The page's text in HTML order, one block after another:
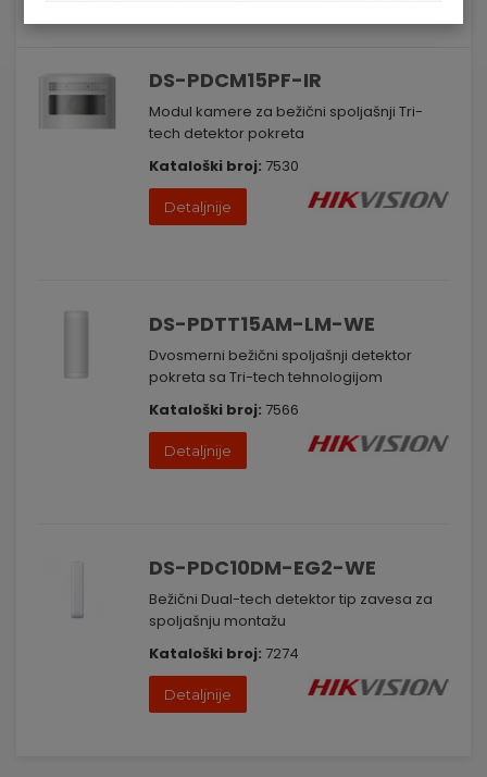
DS-PDCM15PF-IR
Modul kamere za bežični spoljašnji Tri-
tech detektor pokreta
Kataloški broj: 7530
Detaljnije
DS-PDTT15AM-LM-WE
Dvosmerni bežični spoljašnji detektor
pokreta sa Tri-tech tehnologijom
Kataloški broj: 7566
Detaljnije
DS-PDC10DM-EG2-WE
Bežični Dual-tech detektor tip zavesa za
spoljašnju montažu
Kataloški broj: 7274
Detaljnije